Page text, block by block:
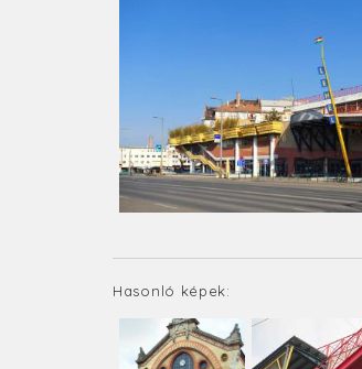
Hasonló képek: